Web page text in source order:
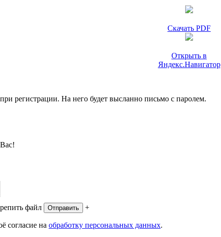
Скачать PDF
Открыть в
Яндекс.Навигатор
регистрации. На него будет высланно письмо с паролем.
файл
Отправить +
согласие на обработку персональных данных.